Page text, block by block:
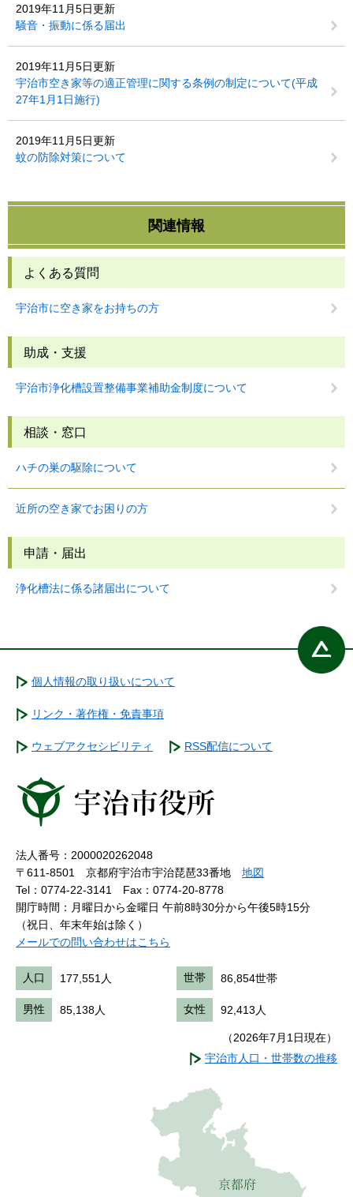
2019年11月5日更新
騒音・振動に係る届出
2019年11月5日更新
宇治市空き家等の適正管理に関する条例の制定について(平成
27年1月1日施行)
2019年11月5日更新
蚊の防除対策について
関連情報
よくある質問
宇治市に空き家をお持ちの方
助成・支援
宇治市浄化槽設置整備事業補助金制度について
相談・窓口
ハチの巣の駆除について
近所の空き家でお困りの方
申請・届出
浄化槽法に係る諸届出について
個人情報の取り扱いについて
リンク・著作権・免責事項
ウェブアクセシビリティ RSS配信について
法人番号：2000020262048
〒611-8501 京都府宇治市宇治琵琶33番地 地図
Tel：0774-22-3141
Fax：0774-20-8778
開庁時間：月曜日から金曜日 午前8時30分から午後5時15分
（祝日、年末年始は除く）
メールでの問い合わせはこちら
人口 177,551人 世帯 86,854世帯
男性 85,138人 女性 92,413人
（2026年7月1日現在）
宇治市人口・世帯数の推移